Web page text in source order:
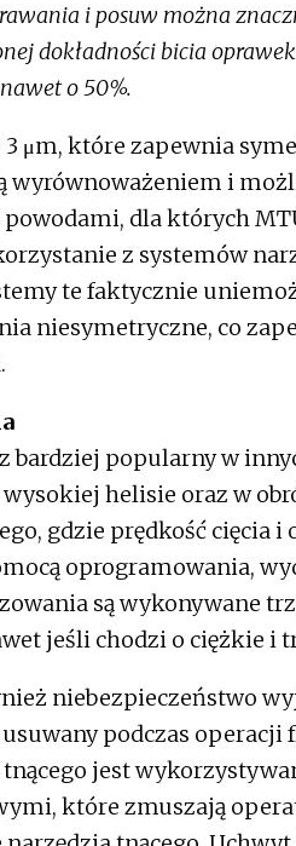
i posuw można
dokładności bicia
o 50%.
μm, które zapewnia
wyrównoważeniem i
dla których
z systemów
te faktycznie
niesymetryczne, co
bardziej popularny w
helisie oraz w
gdzie prędkość cięcia i
oprogramowania,
są wykonywane
jeśli chodzi o ciężkie i
niebezpieczeństwo
podczas operacji
tnącego jest
które zmuszają